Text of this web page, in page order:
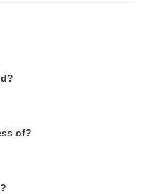
of?